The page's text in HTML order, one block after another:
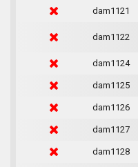
dam1121
dam1122
dam1124
dam1125
dam1126
dam1127
dam1128